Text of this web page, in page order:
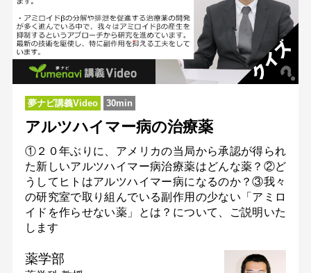
夢ナビ講義Video 30min
アルツハイマー病の治療薬
①２０年ぶりに、アメリカの当局から承認が得られ
た新しいアルツハイマー病治療薬はどんな薬？②ど
うしてヒトはアルツハイマー病になるのか？③我々
の研究室で取り組んでいる副作用の少ない「アミロ
イドを作らせない薬」とは？について、ご説明いた
します
薬学部